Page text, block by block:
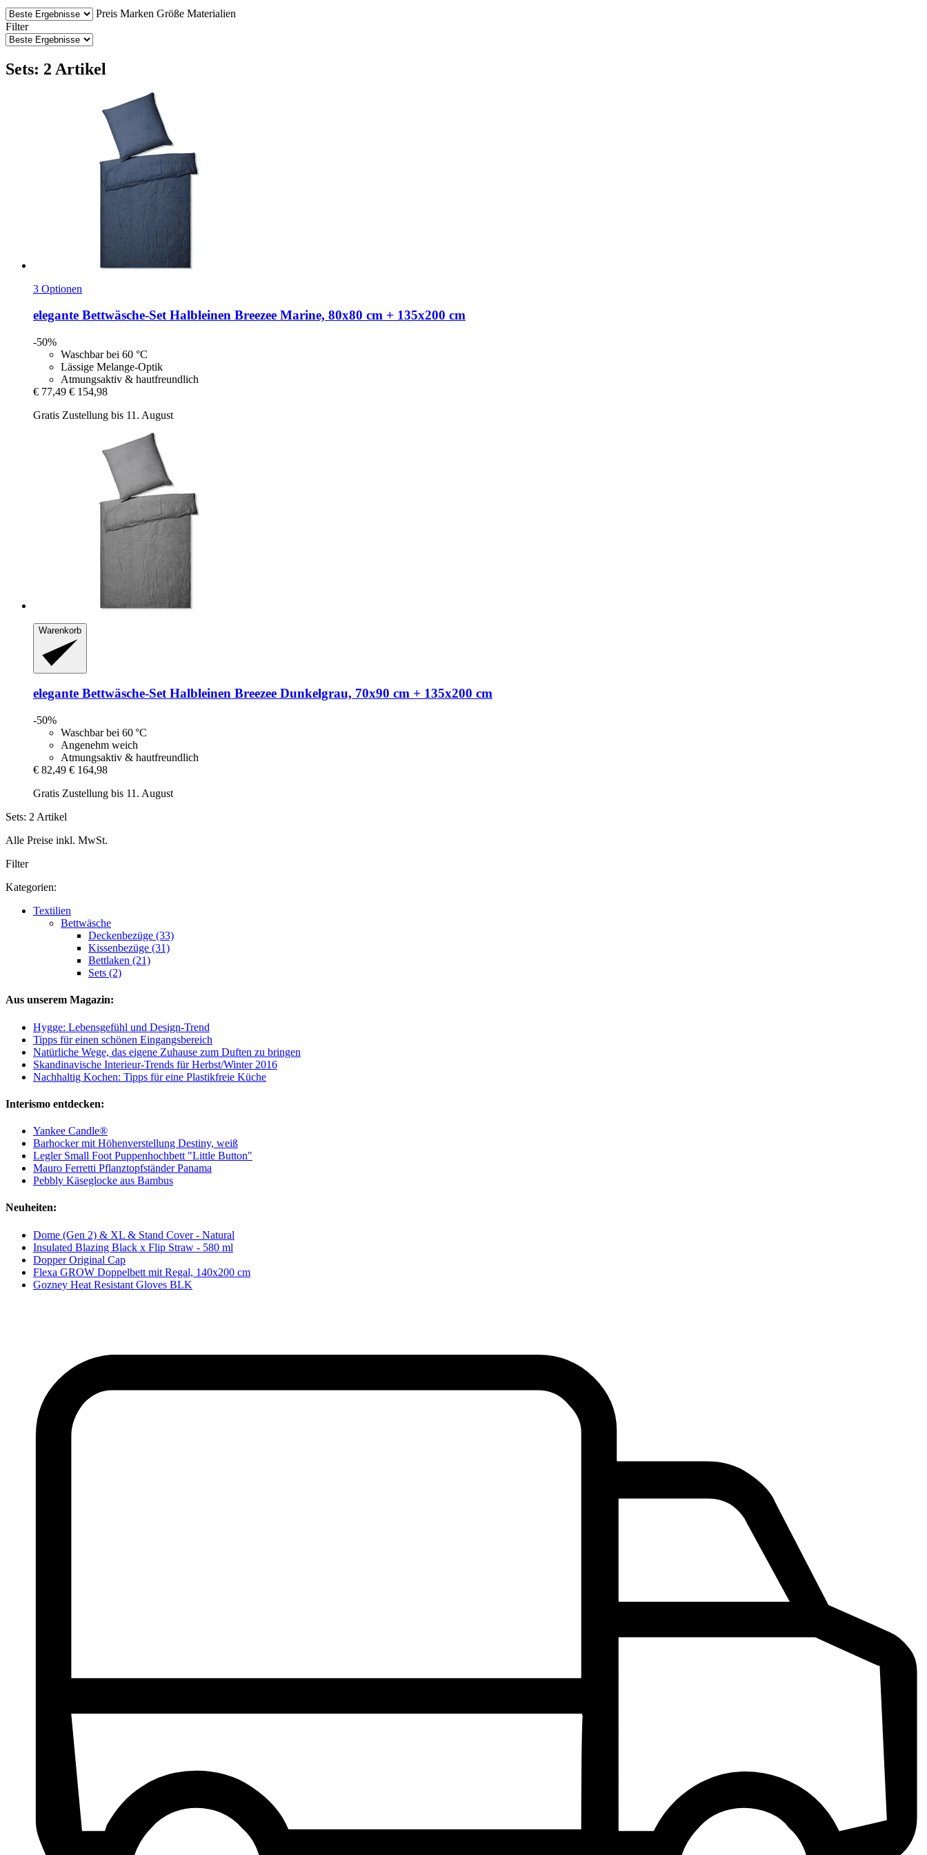
Preis Marken Größe Materialien
Filter
Sets: 2 Artikel
3 Optionen
elegante Bettwäsche-​Set Halbleinen Breezee Marine, 80x80 cm + 135x200 cm
-50%
Waschbar bei 60 °C
Lässige Melange-Optik
Atmungsaktiv & hautfreundlich
€ 77,49 € 154,98
Gratis Zustellung bis 11. August
Warenkorb
elegante Bettwäsche-​Set Halbleinen Breezee Dunkelgrau, 70x90 cm + 135x200 cm
-50%
Waschbar bei 60 °C
Angenehm weich
Atmungsaktiv & hautfreundlich
€ 82,49 € 164,98
Gratis Zustellung bis 11. August
Sets: 2 Artikel
Alle Preise inkl. MwSt.
Filter
Kategorien:
Textilien
Bettwäsche
Deckenbezüge (33)
Kissenbezüge (31)
Bettlaken (21)
Sets (2)
Aus unserem Magazin:
Hygge: Lebensgefühl und Design-Trend
Tipps für einen schönen Eingangsbereich
Natürliche Wege, das eigene Zuhause zum Duften zu bringen
Skandinavische Interieur-Trends für Herbst/Winter 2016
Nachhaltig Kochen: Tipps für eine Plastikfreie Küche
Interismo entdecken:
Yankee Candle®
Barhocker mit Höhenverstellung Destiny, weiß
Legler Small Foot Puppenhochbett "Little Button"
Mauro Ferretti Pflanztopfständer Panama
Pebbly Käseglocke aus Bambus
Neuheiten:
Dome (Gen 2) & XL & Stand Cover - Natural
Insulated Blazing Black x Flip Straw - 580 ml
Dopper Original Cap
Flexa GROW Doppelbett mit Regal, 140x200 cm
Gozney Heat Resistant Gloves BLK